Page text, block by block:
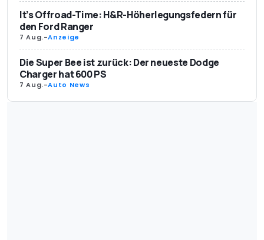
It’s Offroad-Time: H&R-Höherlegungsfedern für
den Ford Ranger
7 Aug.-Anzeige
Die Super Bee ist zurück: Der neueste Dodge
Charger hat 600 PS
7 Aug.-Auto News